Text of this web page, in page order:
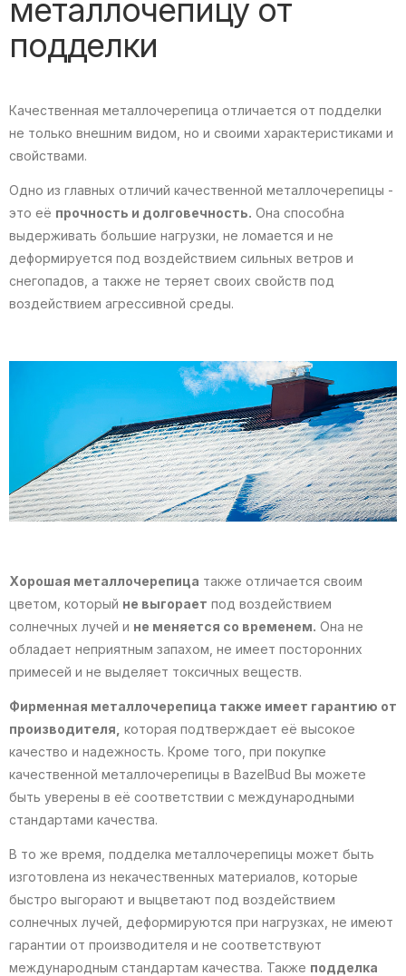
металлочепицу от
подделки
Качественная металлочерепица отличается от подделки
не только внешним видом, но и своими характеристиками и
свойствами.
Одно из главных отличий качественной металлочерепицы -
это её прочность и долговечность. Она способна
выдерживать большие нагрузки, не ломается и не
деформируется под воздействием сильных ветров и
снегопадов, а также не теряет своих свойств под
воздействием агрессивной среды.
Хорошая металлочерепица также отличается своим
цветом, который не выгорает под воздействием
солнечных лучей и не меняется со временем. Она не
обладает неприятным запахом, не имеет посторонних
примесей и не выделяет токсичных веществ.
Фирменная металлочерепица также имеет гарантию от
производителя, которая подтверждает её высокое
качество и надежность. Кроме того, при покупке
качественной металлочерепицы в BazelBud Вы можете
быть уверены в её соответствии с международными
стандартами качества.
В то же время, подделка металлочерепицы может быть
изготовлена из некачественных материалов, которые
быстро выгорают и выцветают под воздействием
солнечных лучей, деформируются при нагрузках, не имеют
гарантии от производителя и не соответствуют
международным стандартам качества. Также подделка